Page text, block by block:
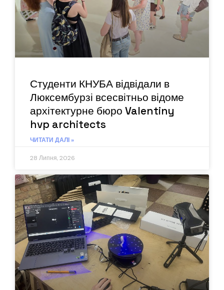
Студенти КНУБА відвідали в
Люксембурзі всесвітньо відоме
архітектурне бюро Valentiny
hvp architects
ЧИТАТИ ДАЛІ »
28 Липня, 2026